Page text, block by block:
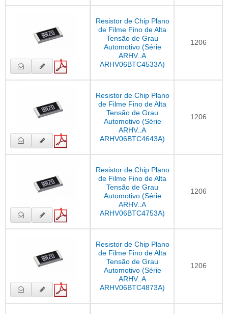
Resistor de Chip Plano
de Filme Fino de Alta
Tensão de Grau
Automotivo (Série
ARHV..A
ARHV06BTC4533A)
1206
Resistor de Chip Plano
de Filme Fino de Alta
Tensão de Grau
Automotivo (Série
ARHV..A
ARHV06BTC4643A)
1206
Resistor de Chip Plano
de Filme Fino de Alta
Tensão de Grau
Automotivo (Série
ARHV..A
ARHV06BTC4753A)
1206
Resistor de Chip Plano
de Filme Fino de Alta
Tensão de Grau
Automotivo (Série
ARHV..A
ARHV06BTC4873A)
1206